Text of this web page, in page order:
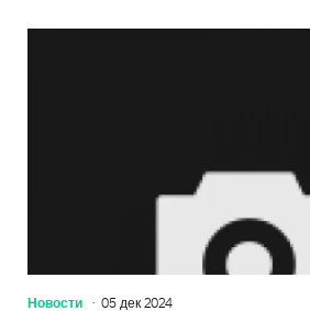
Новости 05 дек 2024